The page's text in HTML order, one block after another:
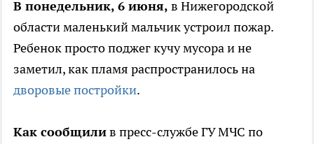
В понедельник, 6 июня, в Нижегородской
области маленький мальчик устроил пожар.
Ребенок просто поджег кучу мусора и не
заметил, как пламя распространилось на
дворовые постройки.
Как сообщилив пресс-службе ГУ МЧС по